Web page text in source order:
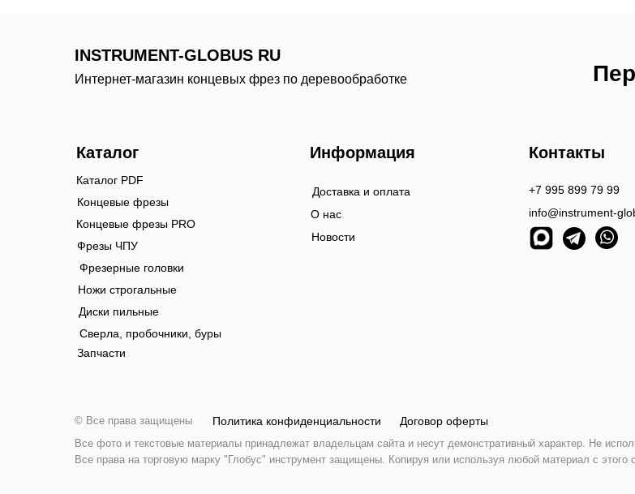
Каталог Информация Контакты
+7 995 899 79 99
info@instrument-
Концевые фрезы
Каталог PDF
Концевые фрезы PRO
Фрезы ЧПУ
Фрезерные головки
Ножи строгальные
Диски пильные
Сверла, пробочники, буры
Запчасти
Доставка и оплата
О нас
Новости
INSTRUMENT-GLOBUS RU
© Все права защищены Политика конфиденциальности Договор оферты
Интернет-магазин концевых фрез по деревообработке
Все фото и текстовые материалы принадлежат владельцам сайта и несут демонстративный характер. Не
Все права на торговую марку "Глобус" инструмент защищены. Копируя или используя любой материал с этого